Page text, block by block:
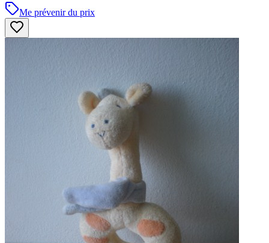
Me prévenir du prix